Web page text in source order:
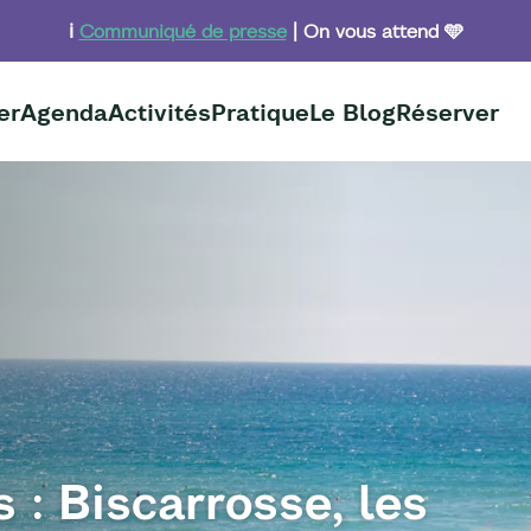
ℹ️ Communiqué de presse| On vous attend 🩵
AgendaActivitésPratiqueLe BlogRéserver
: Biscarrosse, les